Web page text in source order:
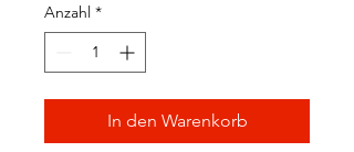
Anzahl *
In den Warenkorb